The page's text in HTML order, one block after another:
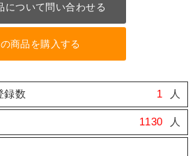
について問い合わせる
商品を購入する
録数 1 人
1130 人